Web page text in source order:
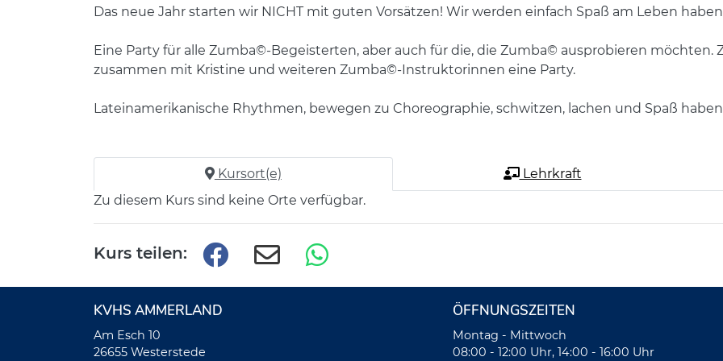
Das neue Jahr starten wir NICHT mit guten Vorsätzen! Wir werden einfach Spaß am Leben
Eine Party für alle Zumba©-Begeisterten, aber auch für die, die Zum­ba© ausprobieren möchten.
zusammen mit Kristine und weiteren Zumba©-Instruktorinnen eine Party.
Lateinamerikanische Rhythmen, bewegen zu Choreographie, schwit­zen, lachen und Spaß
Kursort(e) Lehrkraft
Zu diesem Kurs sind keine Orte verfügbar.
Kurs teilen:
KVHS AMMERLAND
Am Esch 10
26655 Westerstede
ÖFFNUNGSZEITEN
Montag - Mittwoch
08:00 - 12:00 Uhr, 14:00 - 16:00 Uhr